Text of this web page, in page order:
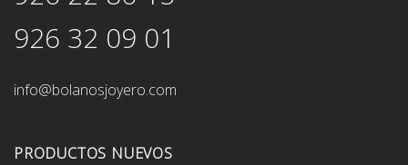
926 32 09 01
info@bolanosjoyero.com
PRODUCTOS NUEVOS